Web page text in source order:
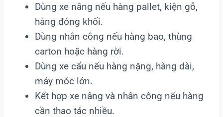
Dùng xe nâng nếu hàng pallet, kiện gỗ,
hàng đóng khối.
Dùng nhân công nếu hàng bao, thùng
carton hoặc hàng rời.
Dùng xe cẩu nếu hàng nặng, hàng dài,
máy móc lớn.
Kết hợp xe nâng và nhân công nếu hàng
cần thao tác nhiều.